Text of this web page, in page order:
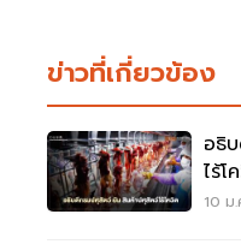
ข่าวที่เกี่ยวข้อง
อธิ
ไร้โ
10 ม